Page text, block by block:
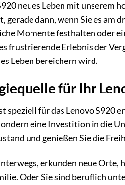
neues Leben mit unserem
gerade dann, wenn Sie es
Momente festhalten oder
frustrierende Erlebnis der
Leben bereichern wird.
für Ihr
speziell für das Lenovo
eine Investition in die
und genießen Sie die
erkunden neue
Oder Sie sind beruflich